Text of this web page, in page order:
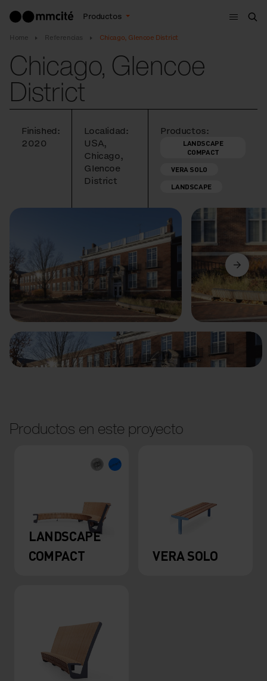
Productos
Menú
Home Referencias Chicago, Glencoe District
Chicago, Glencoe
District
Finished:
2020
Localidad:
USA,
Chicago,
Glencoe
District
Productos:
LANDSCAPE
COMPACT
VERA SOLO
LANDSCAPE
Anterior Siguiente
Productos en este proyecto
LANDSCAPE
COMPACT
VERA SOLO